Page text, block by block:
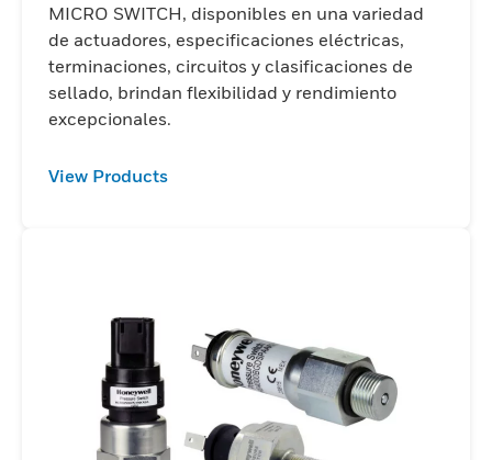
MICRO SWITCH, disponibles en una variedad
de actuadores, especificaciones eléctricas,
terminaciones, circuitos y clasificaciones de
sellado, brindan flexibilidad y rendimiento
excepcionales.
View Products